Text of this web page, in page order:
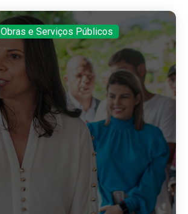
Obras e Serviços Públicos